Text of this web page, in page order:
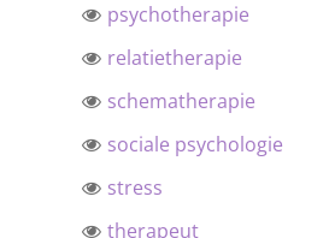
psychotherapie
relatietherapie
schematherapie
sociale psychologie
stress
therapeut